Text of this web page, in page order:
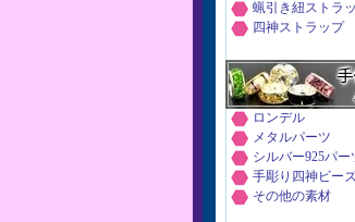
蝋引き紐ストラ
四神ストラップ
ロンデル
メタルパーツ
シルバー925パー
手彫り四神ビー
その他の素材